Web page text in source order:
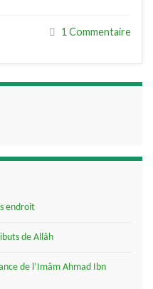
1 Commentaire
endroit
de Allâh
de l’Imâm Ahmad Ibn